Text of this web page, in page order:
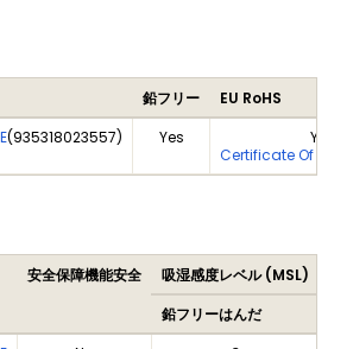
鉛フリー
EU RoHS
(935318023557) Yes
Yes
Certificate Of
安全保障機能安全 吸湿感度レベル (MSL)
鉛フリーはんだ